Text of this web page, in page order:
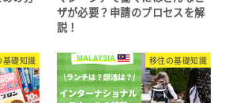
ザが必要？申請のプロセスを解
説！
基礎知識 移住の基礎知識